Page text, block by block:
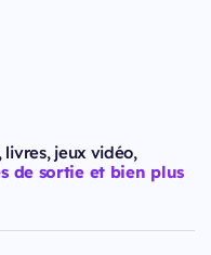
livres, jeux vidéo,
de sortie et bien plus